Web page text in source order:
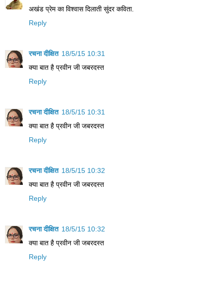
अखंड प्रेम का विश्वास दिलाती सुंदर कविता.
Reply
रचना दीक्षित 18/5/15 10:31
क्या बात है प्रवीन जी जबरदस्त
Reply
रचना दीक्षित 18/5/15 10:31
क्या बात है प्रवीन जी जबरदस्त
Reply
रचना दीक्षित 18/5/15 10:32
क्या बात है प्रवीन जी जबरदस्त
Reply
रचना दीक्षित 18/5/15 10:32
क्या बात है प्रवीन जी जबरदस्त
Reply